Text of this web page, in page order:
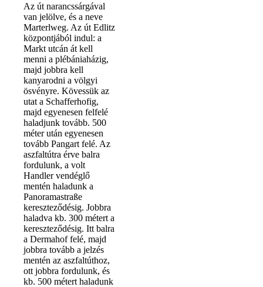
Az út narancssárgával
van jelölve, és a neve
Marterlweg. Az út Edlitz
központjából indul: a
Markt utcán át kell
menni a plébániaházig,
majd jobbra kell
kanyarodni a völgyi
ösvényre. Kövessük az
utat a Schafferhofig,
majd egyenesen felfelé
haladjunk tovább. 500
méter után egyenesen
tovább Pangart felé. Az
aszfaltútra érve balra
fordulunk, a volt
Handler vendéglő
mentén haladunk a
Panoramastraße
kereszteződésig. Jobbra
haladva kb. 300 métert a
kereszteződésig. Itt balra
a Dermahof felé, majd
jobbra tovább a jelzés
mentén az aszfaltúthoz,
ott jobbra fordulunk, és
kb. 500 métert haladunk